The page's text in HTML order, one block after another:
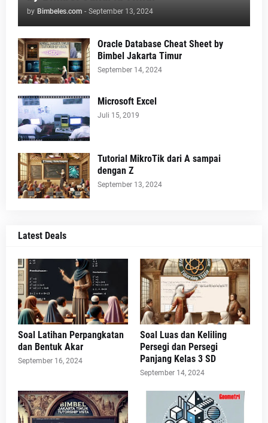
by Bimbeles.com - September 13, 2024
Oracle Database Cheat Sheet by
Bimbel Jakarta Timur
September 14, 2024
Microsoft Excel
Juli 15, 2019
Tutorial MikroTik dari A sampai
dengan Z
September 13, 2024
Latest Deals
Soal Latihan Perpangkatan
dan Bentuk Akar
September 16, 2024
Soal Luas dan Keliling
Persegi dan Persegi
Panjang Kelas 3 SD
September 14, 2024